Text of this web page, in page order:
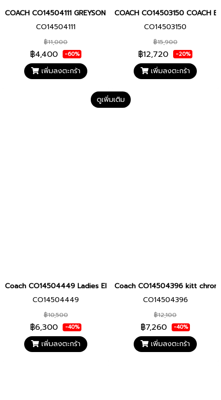
COACH CO14504111 GREYSON Women watch นาฬิกา นาฬิกาข้อมื
CO14504111
฿11,000
฿4,400 -60%
เพิ่มลงตะกร้า
COACH CO14503150 COACH
CO14503150
฿15,900
฿12,720 -20%
เพิ่มลงตะกร้า
ดูเพิ่มเติม
Coach CO14504449 Ladies Elliot Women's Watch
CO14504449
฿10,500
฿6,300 -40%
เพิ่มลงตะกร้า
Coach CO14504396 kitt
CO14504396
฿12,100
฿7,260 -40%
เพิ่มลงตะกร้า